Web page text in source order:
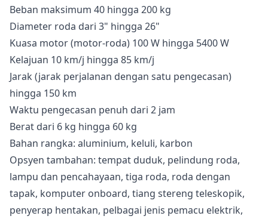
Beban maksimum 40 hingga 200 kg
Diameter roda dari 3" hingga 26"
Kuasa motor (motor-roda) 100 W hingga 5400 W
Kelajuan 10 km/j hingga 85 km/j
Jarak (jarak perjalanan dengan satu pengecasan)
hingga 150 km
Waktu pengecasan penuh dari 2 jam
Berat dari 6 kg hingga 60 kg
Bahan rangka: aluminium, keluli, karbon
Opsyen tambahan: tempat duduk, pelindung roda,
lampu dan pencahayaan, tiga roda, roda dengan
tapak, komputer onboard, tiang stereng teleskopik,
penyerap hentakan, pelbagai jenis pemacu elektrik,